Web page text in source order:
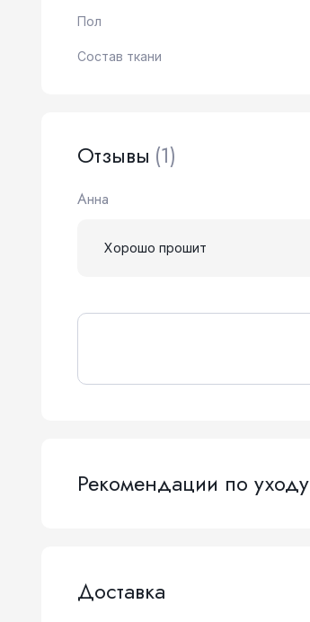
Пол
Состав ткани
Отзывы (1)
Анна
Хорошо прошит
Рекомендации по уходу
Доставка